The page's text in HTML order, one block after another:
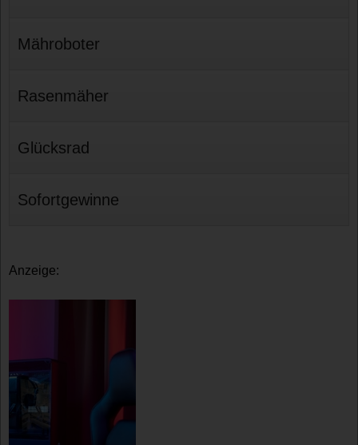
Mähroboter
Rasenmäher
Glücksrad
Sofortgewinne
Anzeige: